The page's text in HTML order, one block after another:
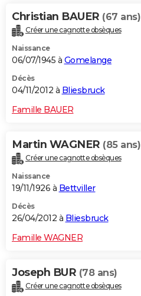
Christian BAUER (67 ans)
Créer une cagnotte obsèques
Naissance
06/07/1945 à Gomelange
Décès
04/11/2012 à Bliesbruck
Famille BAUER
Martin WAGNER (85 ans)
Créer une cagnotte obsèques
Naissance
19/11/1926 à Bettviller
Décès
26/04/2012 à Bliesbruck
Famille WAGNER
Joseph BUR (78 ans)
Créer une cagnotte obsèques